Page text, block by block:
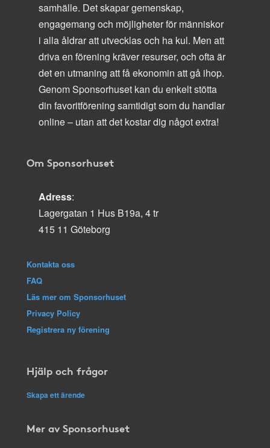
samhälle. Det skapar gemenskap,
engagemang och möjligheter för människor
i alla åldrar att utvecklas och ha kul. Men att
driva en förening kräver resurser, och ofta är
det en utmaning att få ekonomin att gå ihop.
Genom Sponsorhuset kan du enkelt stötta
din favoritförening samtidigt som du handlar
online – utan att det kostar dig något extra!
Om Sponsorhuset
Adress:
Lagergatan 1 Hus B19a, 4 tr
415 11 Göteborg
Kontakta oss
FAQ
Läs mer om Sponsorhuset
Privacy Policy
Registrera ny förening
Hjälp och frågor
Skapa ett ärende
Mer av Sponsorhuset